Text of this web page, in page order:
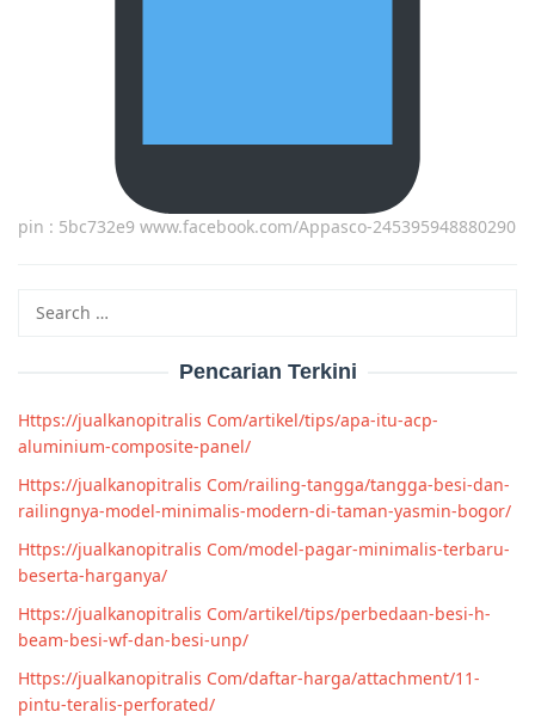
pin : 5bc732e9 www.facebook.com/Appasco-245395948880290
Pencarian Terkini
Https://jualkanopitralis Com/artikel/tips/apa-itu-acp-
aluminium-composite-panel/
Https://jualkanopitralis Com/railing-tangga/tangga-besi-dan-
railingnya-model-minimalis-modern-di-taman-yasmin-bogor/
Https://jualkanopitralis Com/model-pagar-minimalis-terbaru-
beserta-harganya/
Https://jualkanopitralis Com/artikel/tips/perbedaan-besi-h-
beam-besi-wf-dan-besi-unp/
Https://jualkanopitralis Com/daftar-harga/attachment/11-
pintu-teralis-perforated/